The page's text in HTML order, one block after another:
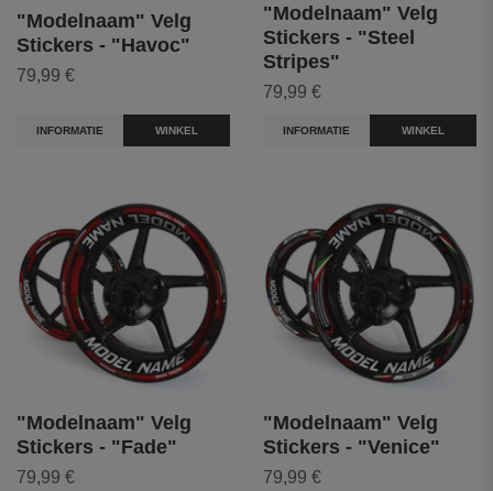
"Modelnaam" Velg
Stickers - "Havoc"
79,99 €
INFORMATIE WINKEL
"Modelnaam" Velg
Stickers - "Steel
Stripes"
79,99 €
INFORMATIE WINKEL
"Modelnaam" Velg
Stickers - "Fade"
79,99 €
"Modelnaam" Velg
Stickers - "Venice"
79,99 €